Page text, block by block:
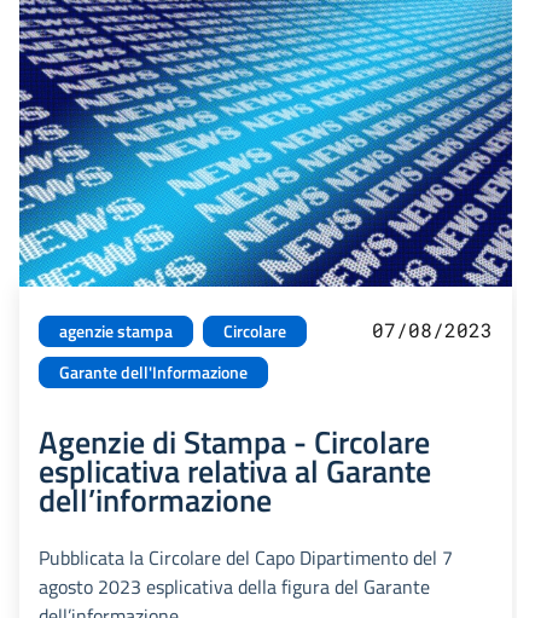
agenzie stampa
Circolare
Garante dell'Informazione
07/08/2023
Agenzie di Stampa - Circolare
esplicativa relativa al Garante
dell’informazione
Pubblicata la Circolare del Capo Dipartimento del 7
agosto 2023 esplicativa della figura del Garante